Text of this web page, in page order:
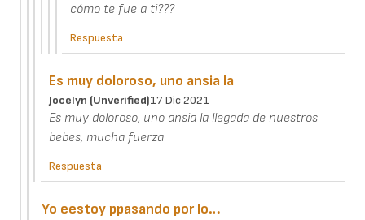
cómo te fue a ti???
Respuesta
Es muy doloroso, uno ansia la
Jocelyn (unverified)17 Dic 2021
Es muy doloroso, uno ansia la llegada de nuestros
bebes, mucha fuerza
Respuesta
Yo eestoy ppasando por lo…